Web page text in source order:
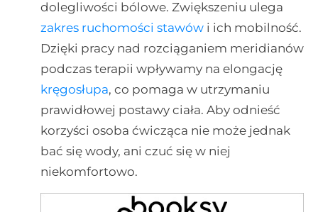
dolegliwości bólowe. Zwiększeniu ulega
zakres ruchomości stawówi ich mobilność.
Dzięki pracy nad rozciąganiem meridianów
podczas terapii wpływamy na elongację
kręgosłupa, co pomaga w utrzymaniu
prawidłowej postawy ciała. Aby odnieść
korzyści osoba ćwicząca nie może jednak
bać się wody, ani czuć się w niej
niekomfortowo.